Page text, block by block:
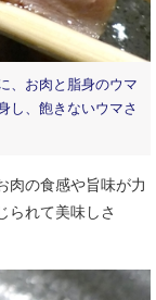
、お肉と脂身のウマ
し、飽きないウマさ
肉の食感や旨味が力
られて美味しさ